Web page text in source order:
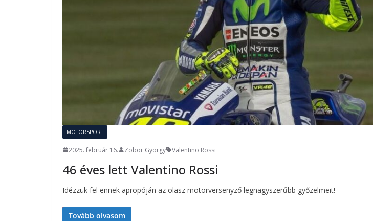
MOTORSPORT
2025. február 16. Zobor György Valentino Rossi
46 éves lett Valentino Rossi
Idézzük fel ennek apropóján az olasz motorversenyző legnagyszerűbb győzelmeit!
Tovább olvasom